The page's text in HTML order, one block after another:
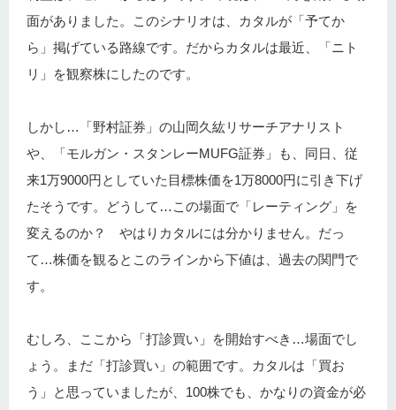
面がありました。このシナリオは、カタルが「予てか
ら」掲げている路線です。だからカタルは最近、「ニト
リ」を観察株にしたのです。
しかし…「野村証券」の山岡久紘リサーチアナリスト
や、「モルガン・スタンレーMUFG証券」も、同日、従
来1万9000円としていた目標株価を1万8000円に引き下げ
たそうです。どうして…この場面で「レーティング」を
変えるのか？ やはりカタルには分かりません。だっ
て…株価を観るとこのラインから下値は、過去の関門で
す。
むしろ、ここから「打診買い」を開始すべき…場面でし
ょう。まだ「打診買い」の範囲です。カタルは「買お
う」と思っていましたが、100株でも、かなりの資金が必